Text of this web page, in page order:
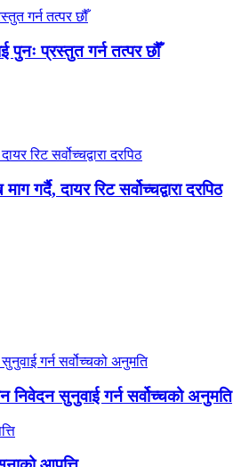
पुनः प्रस्तुत गर्न तत्पर छौँ
गर्दै, दायर रिट सर्वोच्चद्वारा दरपिठ
निवेदन सुनुवाई गर्न सर्वोच्चको अनुमति